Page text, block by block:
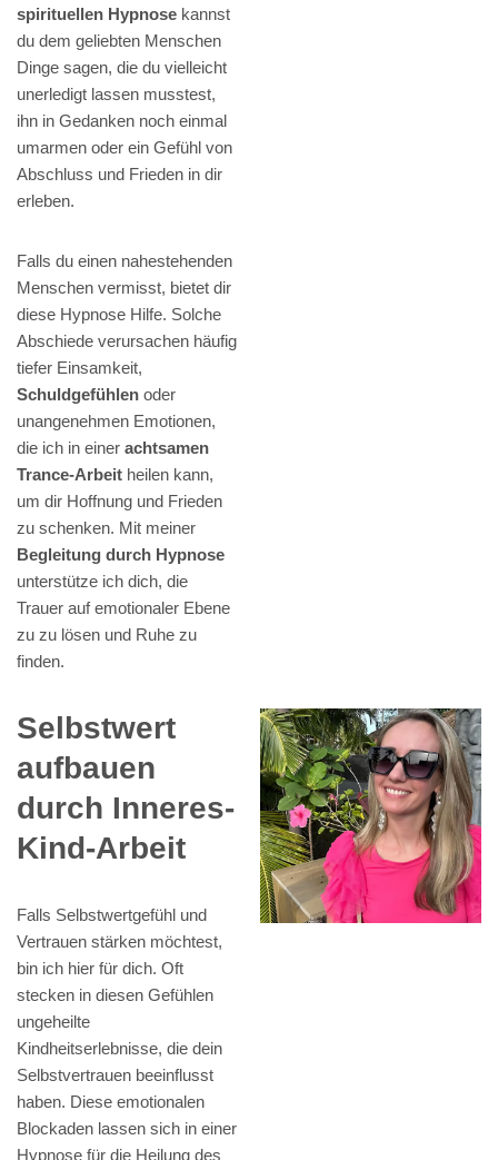
spirituellen Hypnose kannst
du dem geliebten Menschen
Dinge sagen, die du vielleicht
unerledigt lassen musstest,
ihn in Gedanken noch einmal
umarmen oder ein Gefühl von
Abschluss und Frieden in dir
erleben.
Falls du einen nahestehenden
Menschen vermisst, bietet dir
diese Hypnose Hilfe. Solche
Abschiede verursachen häufig
tiefer Einsamkeit,
Schuldgefühlen oder
unangenehmen Emotionen,
die ich in einer achtsamen
Trance-Arbeit heilen kann,
um dir Hoffnung und Frieden
zu schenken. Mit meiner
Begleitung durch Hypnose
unterstütze ich dich, die
Trauer auf emotionaler Ebene
zu zu lösen und Ruhe zu
finden.
Selbstwert
aufbauen
durch Inneres-
Kind-Arbeit
Falls Selbstwertgefühl und
Vertrauen stärken möchtest,
bin ich hier für dich. Oft
stecken in diesen Gefühlen
ungeheilte
Kindheitserlebnisse, die dein
Selbstvertrauen beeinflusst
haben. Diese emotionalen
Blockaden lassen sich in einer
Hypnose für die Heilung des